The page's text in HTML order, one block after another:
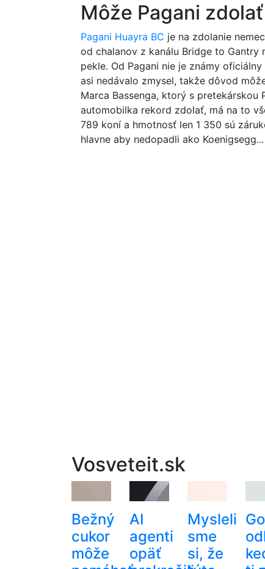
Môže Pagani
Pagani Huayra BC je na zdolanie
od chalanov z kanálu Bridge to Gantry
pekle. Od Pagani nie je známy
asi nedávalo zmysel, takže dôvod
Marca Bassenga, ktorý s pretekárskou
automobilka rekord zdolať, má na to
789 koní a hmotnosť len 1 350 sú
hlavne aby nedopadli ako Koenigsegg...
Vosveteit.sk
Bežný
cukor
môže
AI
agenti
opäť
Mysleli
sme
si, že